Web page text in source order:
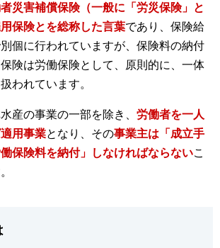
災害補償保険（一般に「労災保険」と
保険とを総称した言葉であり、保険給
個に行われていますが、保険料の納付
険は労働保険として、原則的に、一体
われています。
産の事業の一部を除き、 労働者を一人
用事業となり、その事業主は「成立手
保険料を納付」しなければならないこ